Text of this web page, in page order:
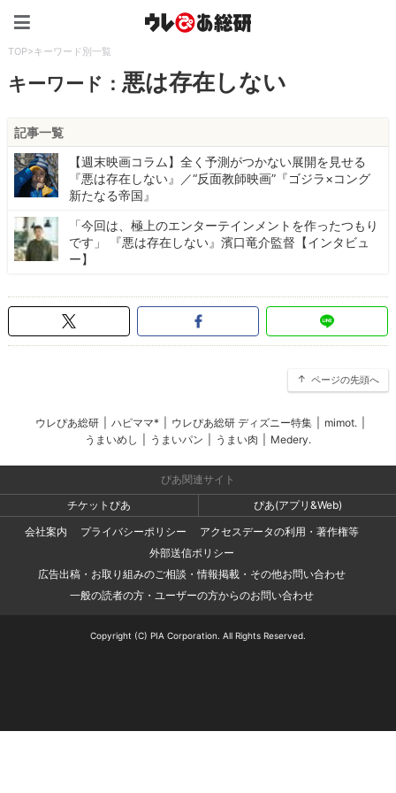
TOP>キーワード別一覧
キーワード：悪は存在しない
記事一覧
【週末映画コラム】全く予測がつかない展開を見せる
『悪は存在しない』／“反面教師映画”『ゴジラ×コング
新たなる帝国』
「今回は、極上のエンターテインメントを作ったつもり
です」 『悪は存在しない』濱口竜介監督【インタビュ
ー】
ページの先頭へ
ウレぴあ総研 ハピママ* ウレぴあ総研 ディズニー特集 mimot.
うまいめし
うまいパン うまい肉 Medery.
ぴあ関連サイト
チケットぴあ
ぴあ(アプリ&Web)
会社案内
プライバシーポリシー
アクセスデータの利用・著作権等
外部送信ポリシー
広告出稿・お取り組みのご相談・情報掲載・その他お問い合わせ
一般の読者の方・ユーザーの方からのお問い合わせ
Copyright (C) PIA Corporation. All Rights Reserved.